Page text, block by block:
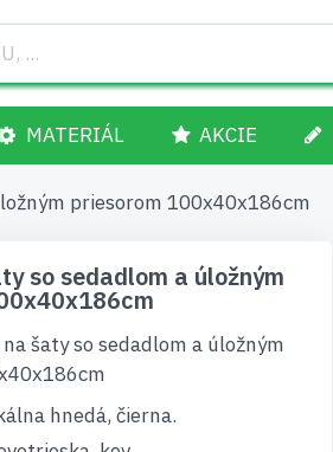
MATERIÁL AKCIE
priesorom 100x40x186cm
so sedadlom a úložným
šaty so sedadlom a úložným
hnedá, čierna.